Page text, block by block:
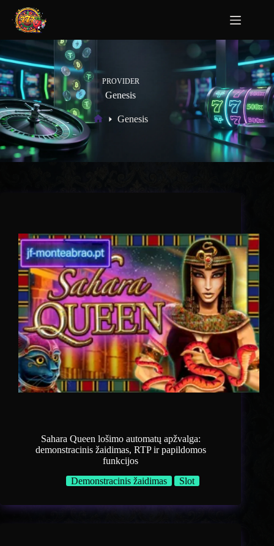
PROVIDER
Genesis
Genesis
Sahara Queen lošimo automatų apžvalga:
demonstracinis žaidimas, RTP ir papildomos
funkcijos
Demonstracinis žaidimas
Slot